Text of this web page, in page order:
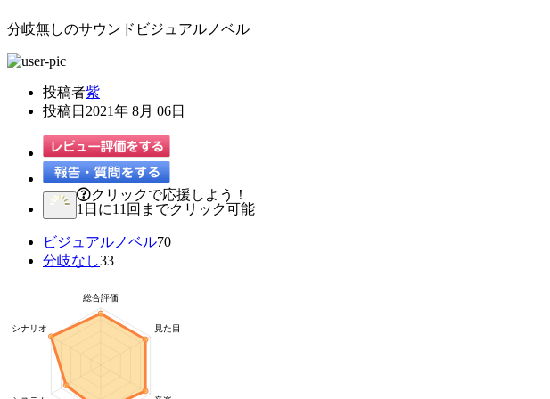
分岐無しのサウンドビジュアルノベル
投稿者紫
投稿日 2021年 8月 06日
クリックで応援しよう！
1日に11回までクリック可能
ビジュアルノベル70
分岐なし33